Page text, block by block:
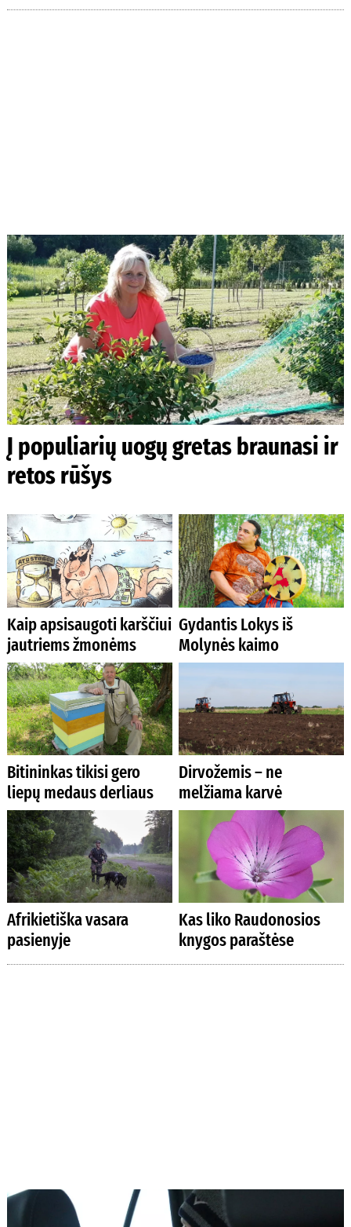
Į populiarių uogų gretas braunasi ir
retos rūšys
Kaip apsisaugoti karščiui
jautriems žmonėms
Gydantis Lokys iš
Molynės kaimo
Bitininkas tikisi gero
liepų medaus derliaus
Dirvožemis – ne
melžiama karvė
Afrikietiška vasara
pasienyje
Kas liko Raudonosios
knygos paraštėse